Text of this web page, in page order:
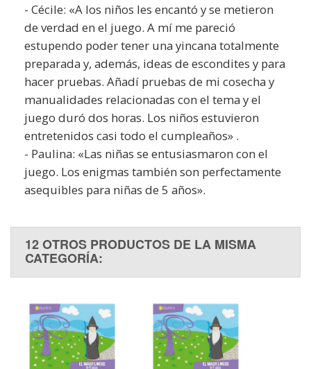
- Cécile: «A los niños les encantó y se metieron
de verdad en el juego. A mí me pareció
estupendo poder tener una yincana totalmente
preparada y, además, ideas de escondites y para
hacer pruebas. Añadí pruebas de mi cosecha y
manualidades relacionadas con el tema y el
juego duró dos horas. Los niños estuvieron
entretenidos casi todo el cumpleaños» .
- Paulina: «Las niñas se entusiasmaron con el
juego. Los enigmas también son perfectamente
asequibles para niñas de 5 años».
12 OTROS PRODUCTOS DE LA MISMA
CATEGORÍA: